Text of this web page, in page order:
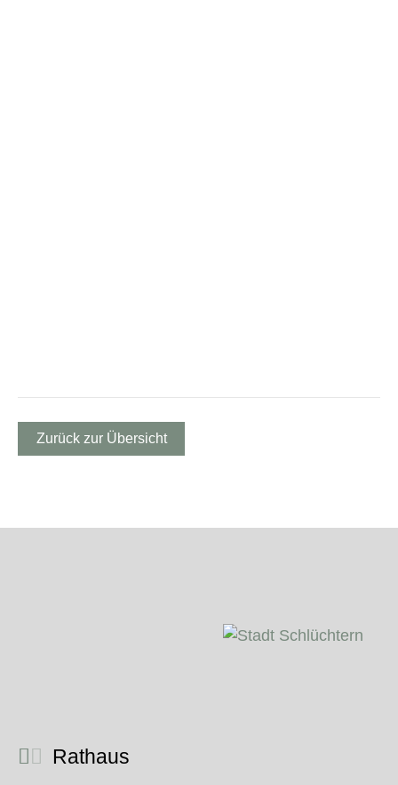
Zurück zur Übersicht
Rathaus